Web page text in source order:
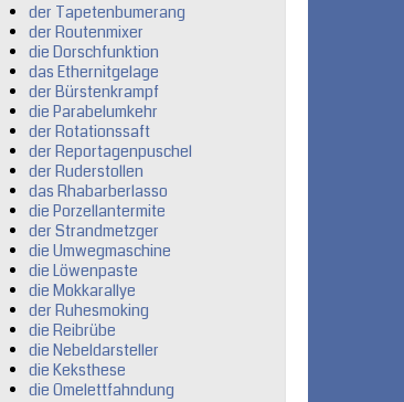
der Tapetenbumerang
der Routenmixer
die Dorschfunktion
das Ethernitgelage
der Bürstenkrampf
die Parabelumkehr
der Rotationssaft
der Reportagenpuschel
der Ruderstollen
das Rhabarberlasso
die Porzellantermite
der Strandmetzger
die Umwegmaschine
die Löwenpaste
die Mokkarallye
der Ruhesmoking
die Reibrübe
die Nebeldarsteller
die Keksthese
die Omelettfahndung